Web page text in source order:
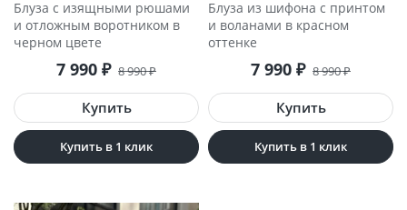
Блуза с изящными рюшами
и отложным воротником в
черном цвете
7 990 ₽ 8 990₽
Купить в 1 клик
Блуза из шифона с принтом
и воланами в красном
оттенке
7 990 ₽ 8 990₽
Купить в 1 клик